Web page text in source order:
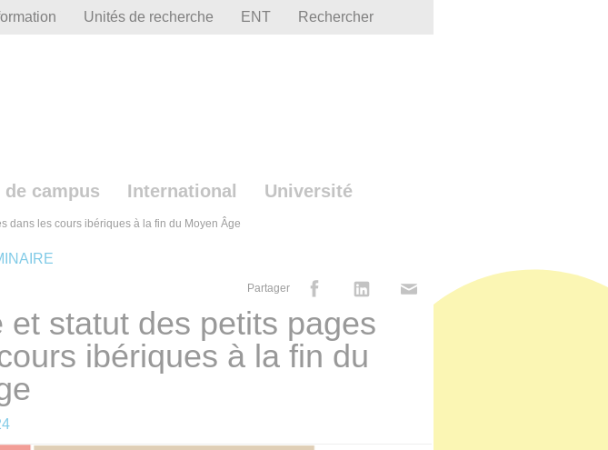
Unités de recherche ENT Rechercher
de campus International Université
dans les cours ibériques à la fin du Moyen Âge
Partager
et statut des petits pages
ibériques à la fin du